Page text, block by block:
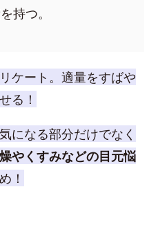
持つ。
ケート。適量をすばや
る！
になる部分だけでなく
やくすみなどの目元悩
！